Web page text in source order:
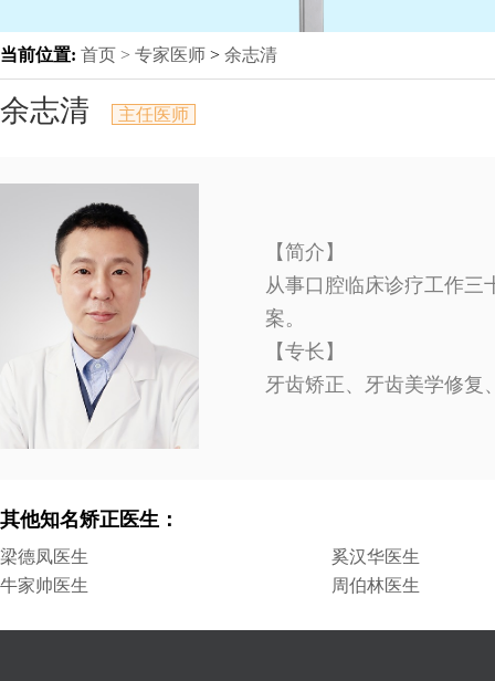
当前位置: 首页 > 专家医师 > 余志清
余志清 主任医师
【简介】
从事口腔临床诊疗工作三
案。
【专长】
牙齿矫正、牙齿美学修复
其他知名矫正医生：
梁德凤医生
奚汉华医生
牛家帅医生
周伯林医生